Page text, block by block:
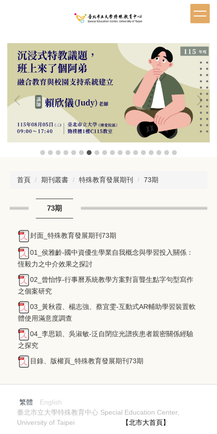
首頁 期刊叢書 特殊教育發展期刊 73期
73期
封面_特殊教育發展期刊73期
01_侯雅齡-國中資優生學業自我概念與學習投入關係 ：
恆毅力之中介效果之探討
02_曾怡惇-行事曆系統教學方案對盲聾生點字句型寫作
之個案研究
03_黃秋霞、楊志強、蔡宜雯-互動式AR輔助學習裝置軟
體使用滿意度調查
04_李思穎、吳淑敏-泛自閉症光譜疾患者親密關係經驗
之探究
目錄、版權頁_特殊教育發展期刊73期
繁體
English
臺北市立大學特殊教育中心 Special Education Center,
University of Taipei
【北市大首頁】